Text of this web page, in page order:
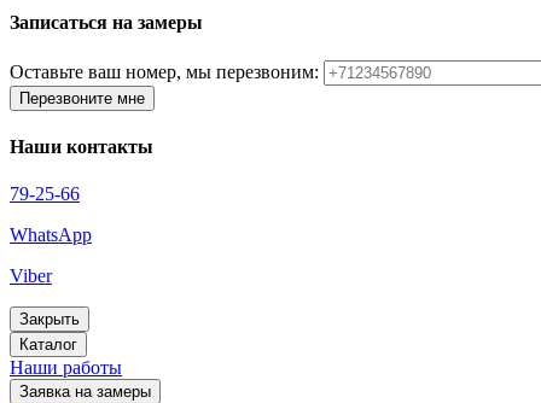
Записаться на замеры
Оставьте ваш номер, мы перезвоним:
Перезвоните мне
Наши контакты
79-25-66
WhatsApp
Viber
Закрыть
Каталог
Наши работы
Заявка на замеры